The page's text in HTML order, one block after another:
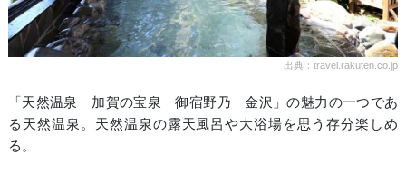
出典：travel.rakuten.co.jp
「天然温泉 加賀の宝泉 御宿野乃 金沢」の魅力の一つであ
る天然温泉。天然温泉の露天風呂や大浴場を思う存分楽しめ
る。